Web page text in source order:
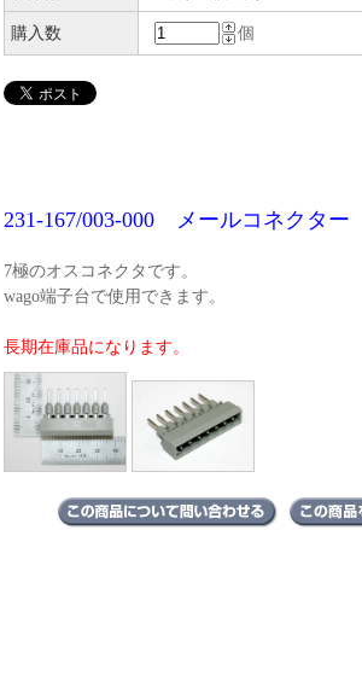
購入数 個
231-167/003-000 メールコネクタ
7極のオスコネクタです。
wago端子台で使用できます。
長期在庫品になります。